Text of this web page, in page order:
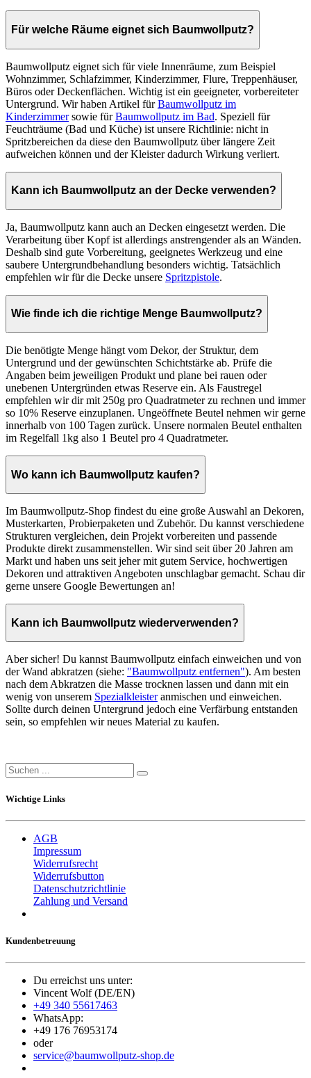
Für welche Räume eignet sich Baumwollputz?
Baumwollputz eignet sich für viele Innenräume, zum Beispiel
Wohnzimmer, Schlafzimmer, Kinderzimmer, Flure, Treppenhäuser,
Büros oder Deckenflächen. Wichtig ist ein geeigneter, vorbereiteter
Untergrund. Wir haben Artikel fürBaumwollputz im
Kinderzimmersowie fürBaumwollputz im Bad. Speziell für
Feuchträume (Bad und Küche) ist unsere Richtlinie: nicht in
Spritzbereichen da diese den Baumwollputz über längere Zeit
aufweichen können und der Kleister dadurch Wirkung verliert.
Kann ich Baumwollputz an der Decke verwenden?
Ja, Baumwollputz kann auch an Decken eingesetzt werden. Die
Verarbeitung über Kopf ist allerdings anstrengender als an Wänden.
Deshalb sind gute Vorbereitung, geeignetes Werkzeug und eine
saubere Untergrundbehandlung besonders wichtig. Tatsächlich
empfehlen wir für die Decke unsere Spritzpistole.
Wie finde ich die richtige Menge Baumwollputz?
Die benötigte Menge hängt vom Dekor, der Struktur, dem
Untergrund und der gewünschten Schichtstärke ab. Prüfe die
Angaben beim jeweiligen Produkt und plane bei rauen oder
unebenen Untergründen etwas Reserve ein. Als Faustregel
empfehlen wir dir mit 250g pro Quadratmeter zu rechnen und immer
so 10% Reserve einzuplanen. Ungeöffnete Beutel nehmen wir gerne
innerhalb von 100 Tagen zurück. Unsere normalen Beutel enthalten
im Regelfall 1kg also 1 Beutel pro 4 Quadratmeter.
Wo kann ich Baumwollputz kaufen?
Im Baumwollputz-Shop findest du eine große Auswahl an Dekoren,
Musterkarten, Probierpaketen und Zubehör. Du kannst verschiedene
Strukturen vergleichen, dein Projekt vorbereiten und passende
Produkte direkt zusammenstellen. Wir sind seit über 20 Jahren am
Markt und haben uns seit jeher mit gutem Service, hochwertigen
Dekoren und attraktiven Angeboten unschlagbar gemacht. Schau dir
gerne unsere Google Bewertungen an!
Kann ich Baumwollputz wiederverwenden?
Aber sicher! Du kannst Baumwollputz einfach einweichen und von
der Wand abkratzen (siehe: "Baumwollputz entfernen"). Am besten
nach dem Abkratzen die Masse trocknen lassen und dann mit ein
wenig von unserem Spezialkleisteranmischen und einweichen.
Sollte durch deinen Untergrund jedoch eine Verfärbung entstanden
sein, so empfehlen wir neues Material zu kaufen.
Wichtige Links
AGB
Impressum
Widerrufsrecht
Widerrufsbutton
Datenschutzrichtlinie
Zahlung und Versand
Kundenbetreuung
Du erreichst uns unter:
Vincent Wolf (DE/EN)
+49 340 55617463
WhatsApp:
+49 176 76953174
oder
service@baumwollputz-shop.de